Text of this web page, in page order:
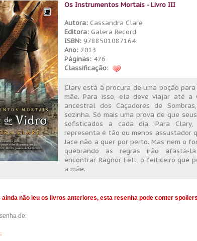
Os Instrumentos Mortais - Livro III
Autora: Cassandra Clare
Editora: Galera Record
ISBN: 9788501087164
Ano: 2013
Páginas: 476
Classificação:
Clary está à procura de uma poção
mãe. Para isso, ela deve viajar até a
ancestral dos Caçadores de
sozinha. Só mais uma prova de que
sofisticados a cada dia. Para
representa é tão ou menos assustador
Jace não a quer por perto. Mas nem o
quebrando as regras irão afastá-
encontrar Ragnor Fell, o feiticeiro que
a mãe.
não leu os livros anteriores, esta resenha pode conter
de: